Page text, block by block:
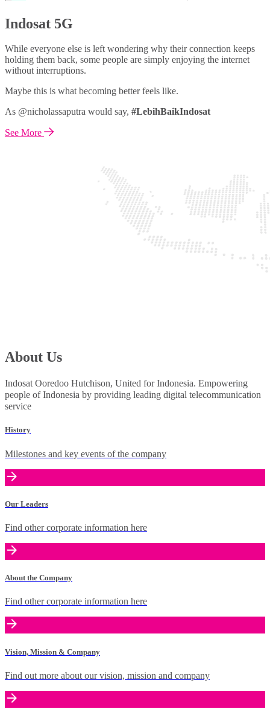
Indosat 5G
While everyone else is left wondering why their connection keeps
holding them back, some people are simply enjoying the internet
without interruptions.
Maybe this is what becoming better feels like.
As @nicholassaputra would say, #LebihBaikIndosat
See More
About Us
Indosat Ooredoo Hutchison, United for Indonesia. Empowering
people of Indonesia by providing leading digital telecommunication
service
History
Milestones and key events of the company
Our Leaders
Find other corporate information here
About the Company
Find other corporate information here
Vision, Mission & Company
Find out more about our vision, mission and company